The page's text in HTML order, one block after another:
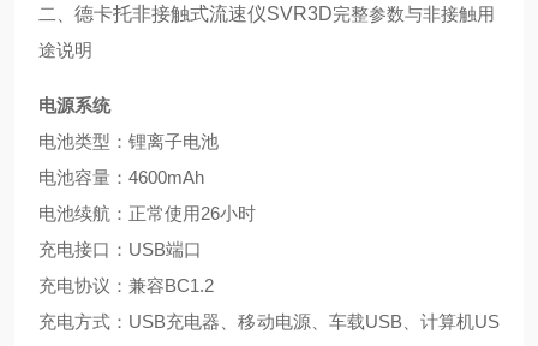
二、 德卡托非接触式流速仪SVR3D完整参数与非接触用
途说明
电源系统
电池类型：锂离子电池
电池容量：4600mAh
电池续航：正常使用26小时
充电接口：USB端口
充电协议：兼容BC1.2
充电方式：USB充电器、移动电源、车载USB、计算机US